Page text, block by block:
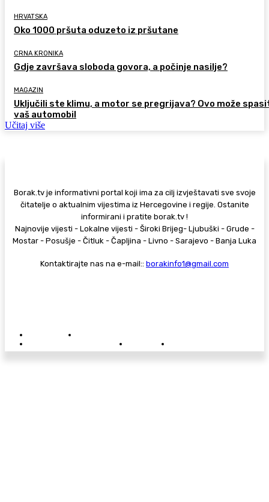
HRVATSKA
Oko 1000 pršuta oduzeto iz pršutane
CRNA KRONIKA
Gdje završava sloboda govora, a počinje nasilje?
MAGAZIN
Uključili ste klimu, a motor se pregrijava? Ovo može
vaš automobil
Učitaj više
Borak.tv je informativni portal koji ima za cilj izvještavati sve svoje
čitatelje o aktualnim vijestima iz Hercegovine i regije. Ostanite
informirani i pratite borak.tv !
Najnovije vijesti - Lokalne vijesti - Široki Brijeg- Ljubuški - Grude -
Mostar - Posušje - Čitluk - Čapljina - Livno - Sarajevo - Banja Luka
Kontaktirajte nas na e-mail:: borakinfo1@gmail.com